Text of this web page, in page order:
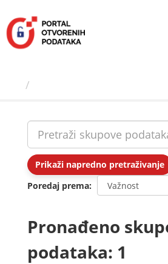
sadržaj
Prikaži napredno pretraživanje
Poredaj prema
Pronađeno
podataka: 1